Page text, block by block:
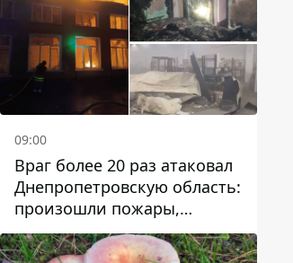
09:00
Враг более 20 раз атаковал
Днепропетровскую область:
произошли пожары,
повреждены дома,
инфраструктура и авто